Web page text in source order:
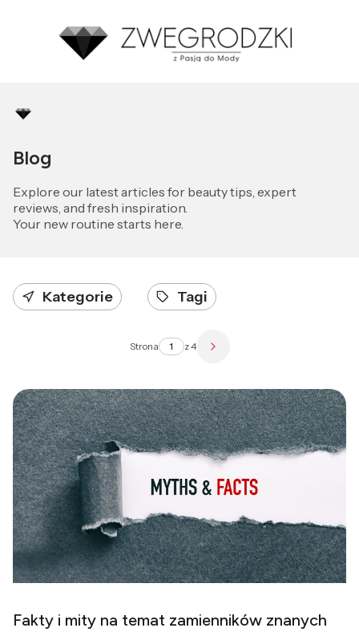
Blog
Explore our latest articles for beauty tips, expert
reviews, and fresh inspiration.
Your new routine starts here.
Kategorie Tagi
Strona z 4 Następne wpisy
Fakty i mity na temat zamienników znanych